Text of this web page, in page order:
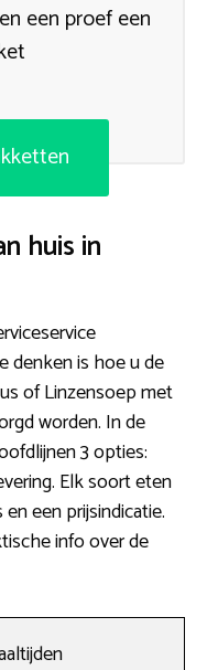
een proef een
huis in
denken is hoe u de
of Linzensoep met
worden. In de
3 opties:
Elk soort eten
een prijsindicatie.
info over de